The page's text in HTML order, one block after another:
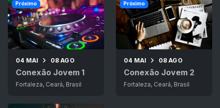
04 MAI 08 AGO
Conexão Jovem 1
Fortaleza, Ceará, Brasil
Próximo
04 MAI 08 AGO
Conexão Jovem 2
Fortaleza, Ceará, Brasil
Próximo